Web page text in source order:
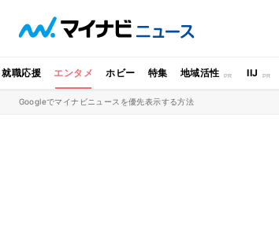
就職応援 エンタメ ホビー 特集 地域活性 IIJ
Googleでマイナビニュースを優先表示する方法